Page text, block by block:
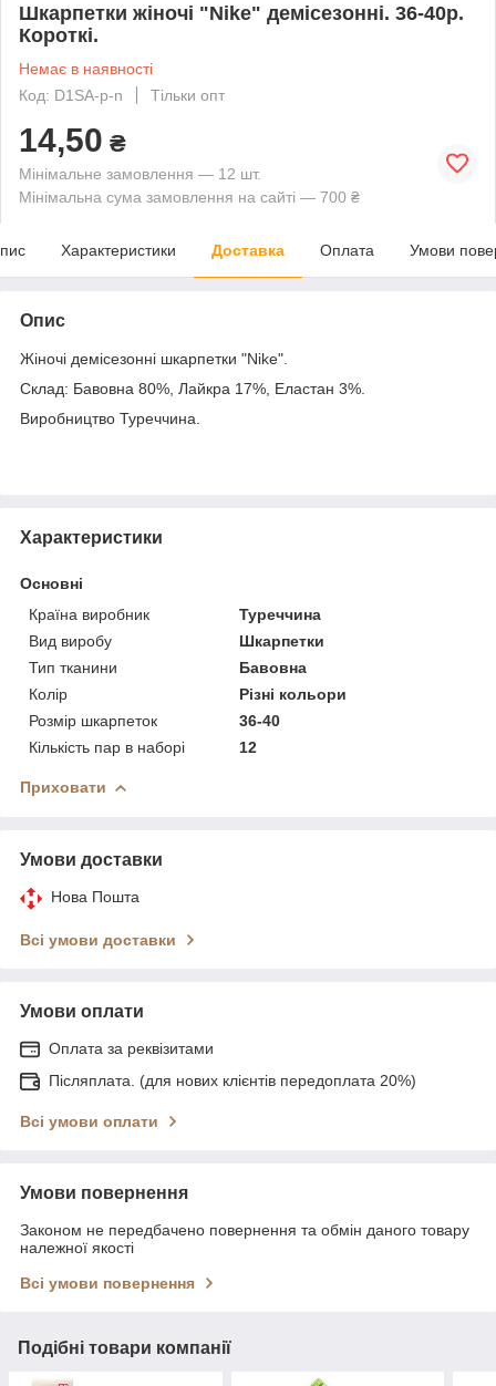
Шкарпетки жіночі "Nike" демісезонні. 36-40р.
Короткі.
Немає в наявності
Код: D1SA-p-n
Тільки опт
14,50 ₴
Мінімальне замовлення — 12 шт.
Мінімальна сума замовлення на сайті — 700 ₴
Характеристики Доставка Оплата Умови
Опис
Жіночі демісезонні шкарпетки "Nike".
Склад: Бавовна 80%, Лайкра 17%, Еластан 3%.
Виробництво Туреччина.
Характеристики
Основні
Країна виробник
Туреччина
Вид виробу
Шкарпетки
Тип тканини
Бавовна
Колір
Різні кольори
Розмір шкарпеток
36-40
Кількість пар в наборі
12
Приховати
Умови доставки
Нова Пошта
Всі умови доставки
Умови оплати
Оплата за реквізитами
Післяплата. (для нових клієнтів передоплата 20%)
Всі умови оплати
Умови повернення
Законом не передбачено повернення та обмін даного товару
належної якості
Всі умови повернення
Подібні товари компанії